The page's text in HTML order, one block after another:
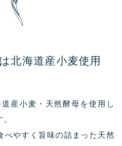
北海道産小麦使用
産小麦・天然酵母を使用し
べやすく旨味の詰まった天然